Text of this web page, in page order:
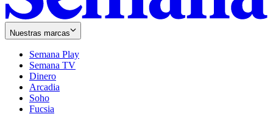
Nuestras marcas
Semana Play
Semana TV
Dinero
Arcadia
Soho
in
Fucsia